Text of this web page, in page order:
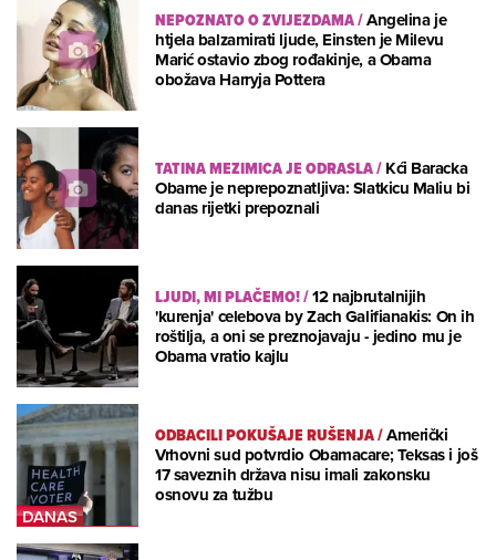
NEPOZNATO O ZVIJEZDAMA/Angelina je
htjela balzamirati ljude, Einsten je Milevu
Marić ostavio zbog rođakinje, a Obama
obožava Harryja Pottera
TATINA MEZIMICA JE ODRASLA/Kći Baracka
Obame je neprepoznatljiva: Slatkicu Maliu bi
danas rijetki prepoznali
LJUDI, MI PLAČEMO!/12 najbrutalnijih
'kurenja' celebova by Zach Galifianakis: On ih
roštilja, a oni se preznojavaju - jedino mu je
Obama vratio kajlu
ODBACILI POKUŠAJE RUŠENJA/Američki
Vrhovni sud potvrdio Obamacare; Teksas i još
17 saveznih država nisu imali zakonsku
osnovu za tužbu